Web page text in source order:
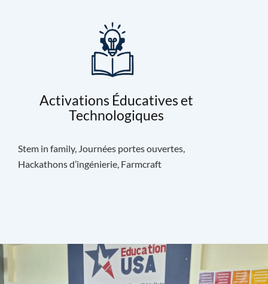
Activations Éducatives et
Technologiques
Stem in family, Journées portes ouvertes,
Hackathons d’ingénierie, Farmcraft